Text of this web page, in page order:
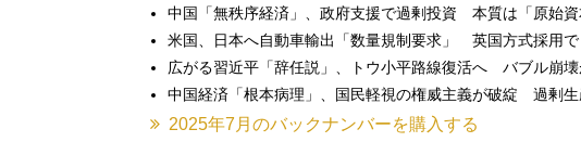
中国「無秩序経済」、政府支援で過剰投資 本質は「原始資
米国、日本へ自動車輸出「数量規制要求」 英国方式採用で
広がる習近平「辞任説」、トウ小平路線復活へ バブル崩壊
中国経済「根本病理」、国民軽視の権威主義が破綻 過剰生
2025年7月のバックナンバーを購入する